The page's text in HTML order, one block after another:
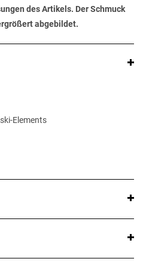
des Artikels. Der Schmuck
abgebildet.
Elements